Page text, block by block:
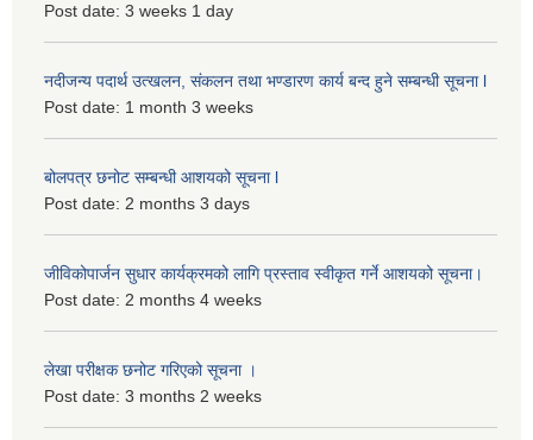
Post date: 3 weeks 1 day
नदीजन्य पदार्थ उत्खलन, संकलन तथा भण्डारण कार्य बन्द हुने सम्बन्धी सूचना l
Post date: 1 month 3 weeks
बोलपत्र छनोट सम्बन्धी आशयको सूचना l
Post date: 2 months 3 days
जीविकोपार्जन सुधार कार्यक्रमको लागि प्रस्ताव स्वीकृत गर्ने आशयको सूचना।
Post date: 2 months 4 weeks
लेखा परीक्षक छनोट गरिएको सूचना ।
Post date: 3 months 2 weeks